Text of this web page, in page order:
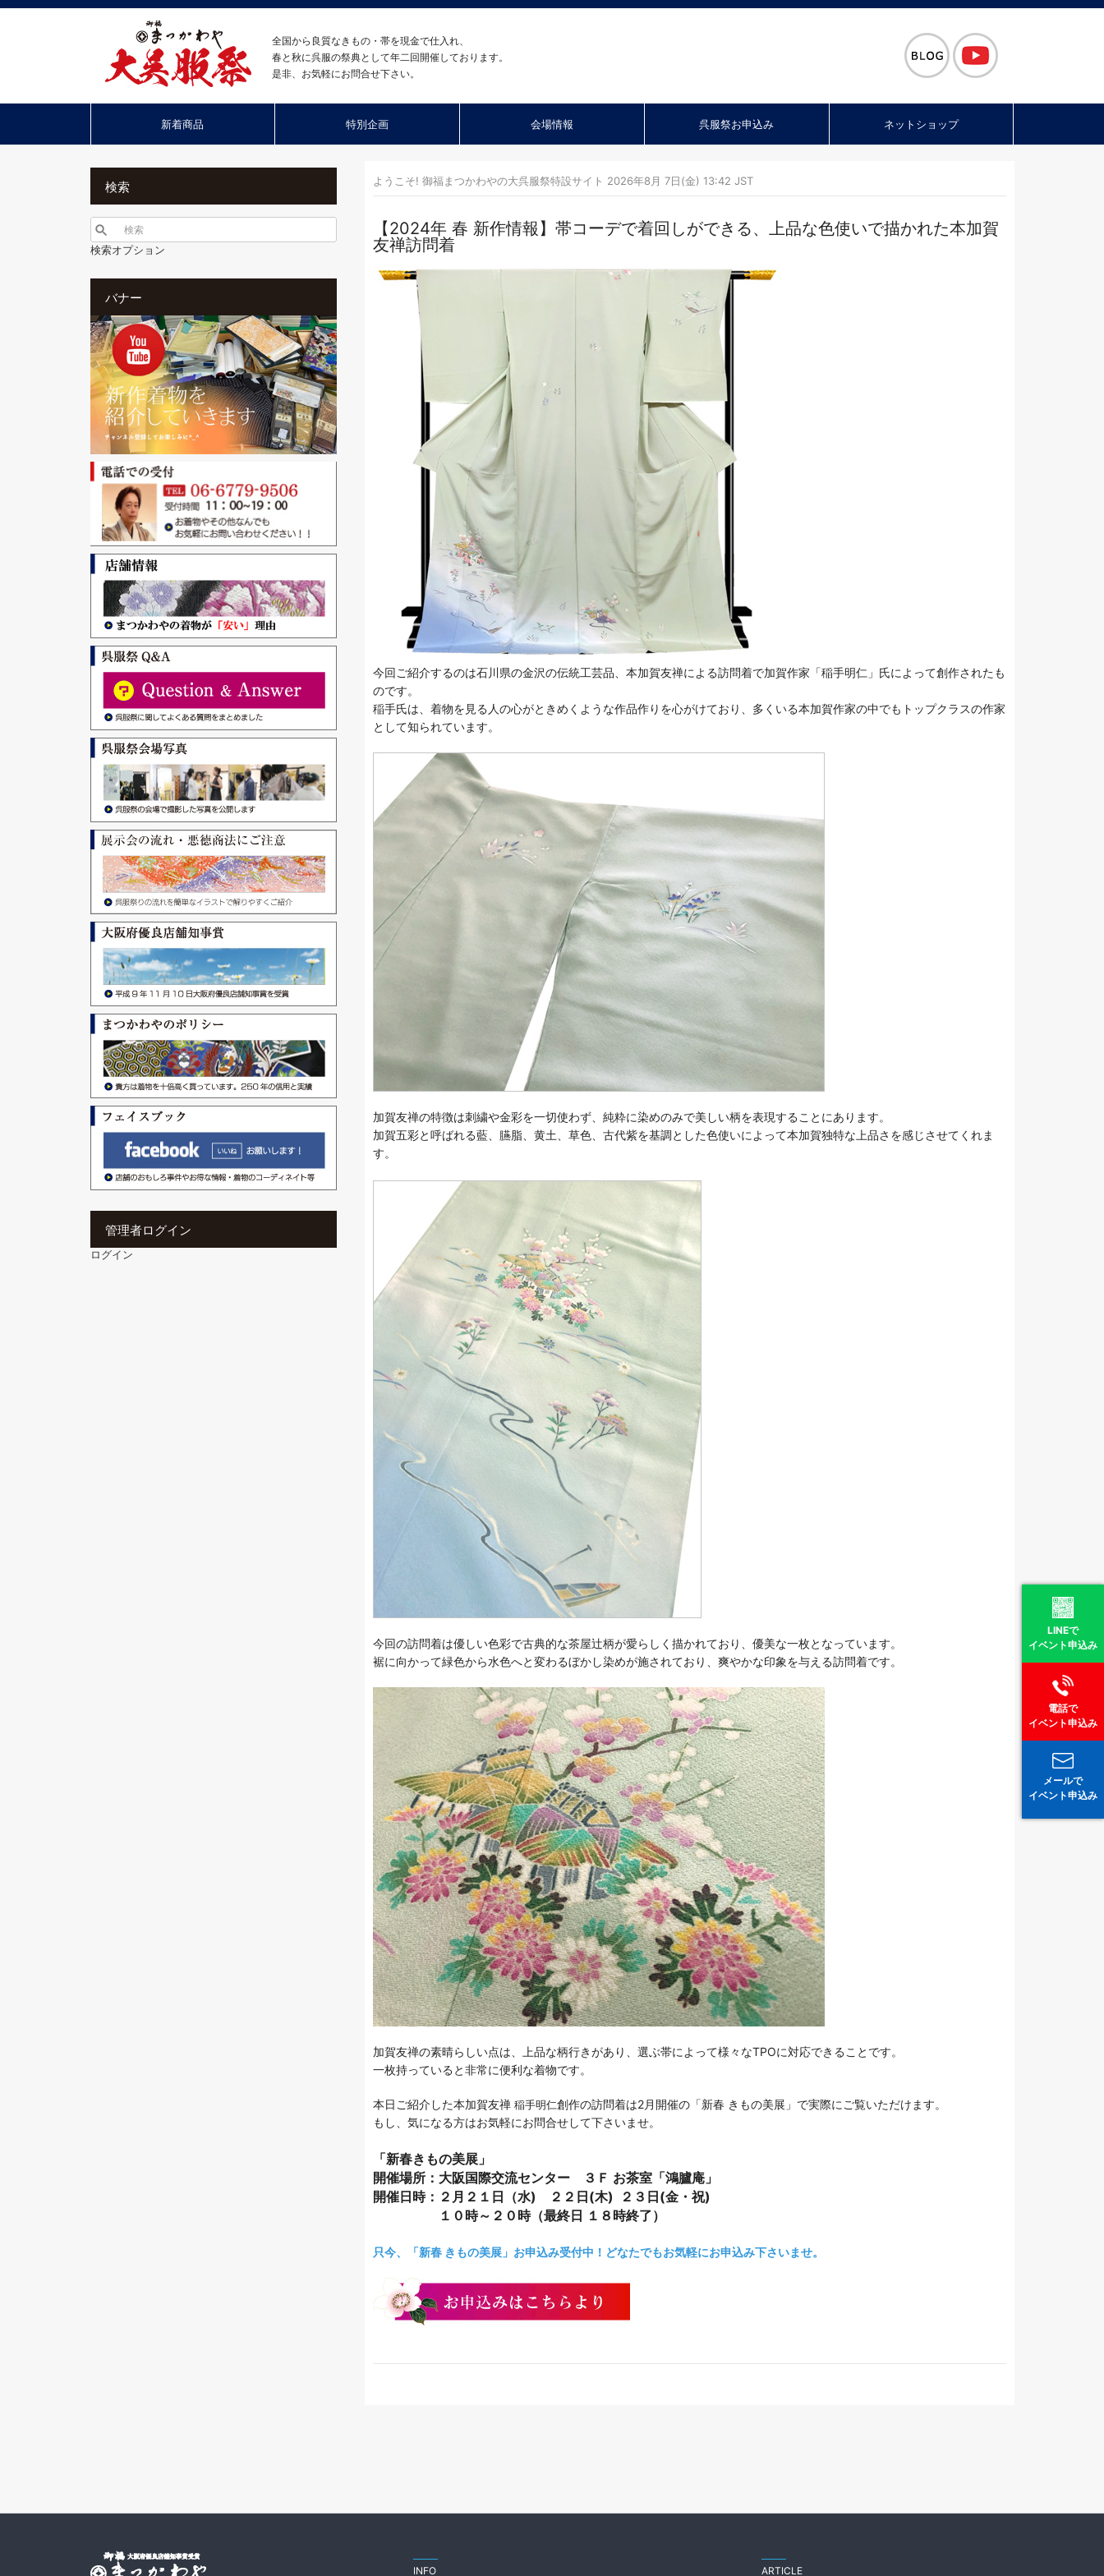
全国から良質なきもの・帯を現金で仕入れ、
春と秋に呉服の祭典として年二回開催しております。
是非、お気軽にお問合せ下さい。
新着商品 特別企画 会場情報 呉服祭お申込み ネットショップ
LINEで
イベント申込み
電話で
イベント申込み
メールで
イベント申込み
ようこそ! 御福まつかわやの大呉服祭特設サイト 2026年8月 7日(金) 13:42 JST
【2024年 春 新作情報】帯コーデで着回しができる、上品な色使いで描かれた本加賀
友禅訪問着
今回ご紹介するのは石川県の金沢の伝統工芸品、本加賀友禅による訪問着で加賀作家「稲手明仁」氏によって創作されたも
のです。
稲手氏は、着物を見る人の心がときめくような作品作りを心がけており、多くいる本加賀作家の中でもトップクラスの作家
として知られています。
加賀友禅の特徴は刺繍や金彩を一切使わず、純粋に染めのみで美しい柄を表現することにあります。
加賀五彩と呼ばれる藍、臙脂、黄土、草色、古代紫を基調とした色使いによって本加賀独特な上品さを感じさせてくれま
す。
今回の訪問着は優しい色彩で古典的な茶屋辻柄が愛らしく描かれており、優美な一枚となっています。
裾に向かって緑色から水色へと変わるぼかし染めが施されており、爽やかな印象を与える訪問着です。
加賀友禅の素晴らしい点は、上品な柄行きがあり、選ぶ帯によって様々なTPOに対応できることです。
一枚持っていると非常に便利な着物です。
本日ご紹介した本加賀友禅 稲手明仁創作の訪問着は2月開催の「新春 きもの美展」で実際にご覧いただけます。
もし、気になる方はお気軽にお問合せして下さいませ。
「新春きもの美展」
開催場所：大阪国際交流センター ３Ｆ お茶室「鴻臚庵」
開催日時：２月２１日（水) ２２日(木) ２３日(金・祝)
１０時～２０時（最終日 １８時終了）
只今、「新春 きもの美展」お申込み受付中！どなたでもお気軽にお申込み下さいませ。
検索
検索オプション
バナー
管理者ログイン
ログイン
INFO ARTICLE